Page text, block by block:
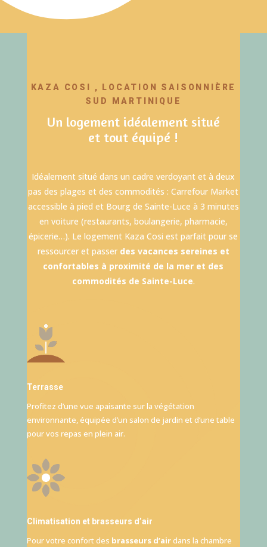
KAZA COSI , LOCATION SAISONNIÈRE
SUD MARTINIQUE
Un logement idéalement situé
et tout équipé !
Idéalement situé dans un cadre verdoyant et à deux
pas des plages et des commodités : Carrefour Market
accessible à pied et Bourg de Sainte-Luce à 3 minutes
en voiture (restaurants, boulangerie, pharmacie,
épicerie…). Le logement Kaza Cosi est parfait pour se
ressourcer et passer des vacances sereines et
confortables à proximité de la mer et des
commodités de Sainte-Luce.
Terrasse
Profitez d’une vue apaisante sur la végétation
environnante, équipée d’un salon de jardin et d’une table
pour vos repas en plein air.
Climatisation et brasseurs d’air
Pour votre confort des brasseurs d’airdans la chambre